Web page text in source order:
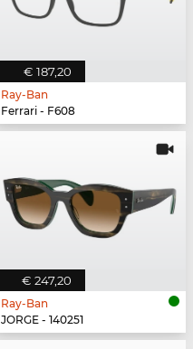
€ 187,20
Ray-Ban
Ferrari - F608
€ 247,20
Ray-Ban
JORGE - 140251